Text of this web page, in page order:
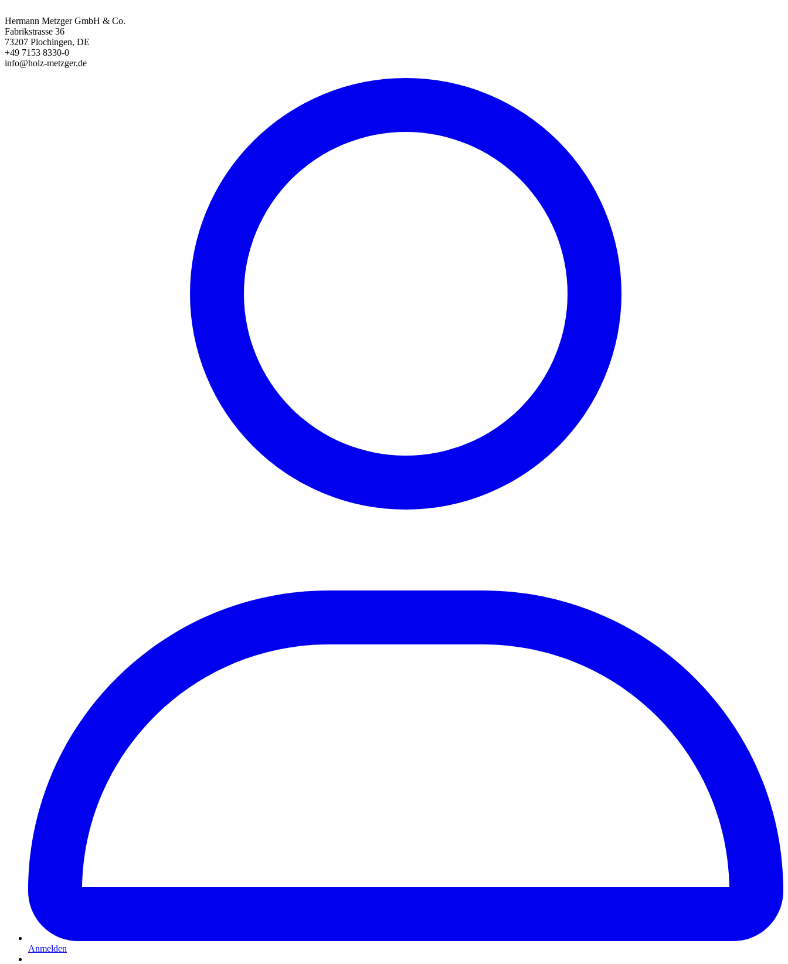
Hermann Metzger GmbH & Co.
Fabrikstrasse 36
73207 Plochingen, DE
+49 7153 8330-0
info@holz-metzger.de
Anmelden